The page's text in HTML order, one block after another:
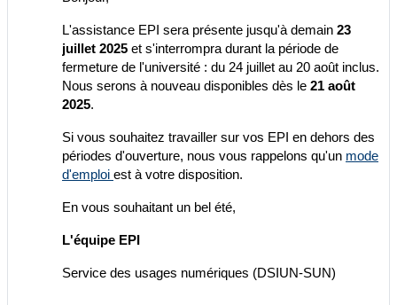
L'assistance EPI sera présente jusqu'à demain 23
juillet 2025 et s'interrompra durant la période de
fermeture de l'université : du 24 juillet au 20 août inclus.
Nous serons à nouveau disponibles dès le 21 août
2025.
Si vous souhaitez travailler sur vos EPI en dehors des
périodes d'ouverture, nous vous rappelons qu'un mode
d'emploi est à votre disposition.
En vous souhaitant un bel été,
L'équipe EPI
Service des usages numériques (DSIUN-SUN)